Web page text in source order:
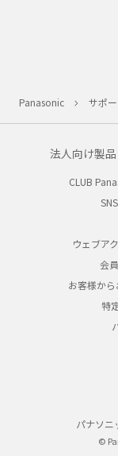
Panasonic サポ
法人向け製
CLUB
ウェブア
会
お客様か
特
パナソニ
©